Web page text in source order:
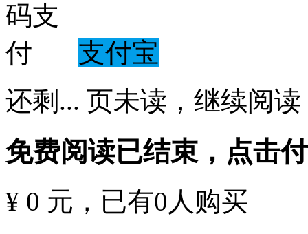
支付宝
还剩 ... 页未读， 继续阅读
免费阅读已结束，点击
¥ 0 元 ，已有0 人购买